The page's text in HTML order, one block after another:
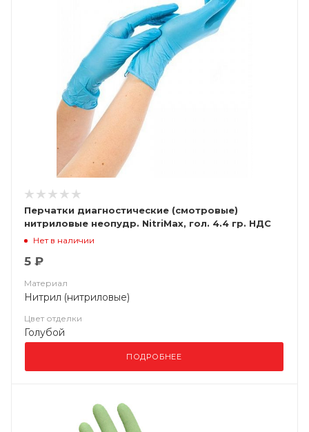
Перчатки диагностические (смотровые)
нитриловые неопудр. NitriMax, гол. 4.4 гр. НДС
(10%)
Нет в наличии
5 ₽
Материал
Нитрил (нитриловые)
Цвет отделки
Голубой
ПОДРОБНЕЕ